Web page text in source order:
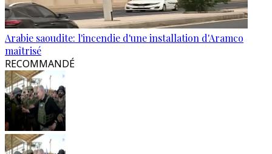
Arabie saoudite: l'incendie d'une installation d'Aramco
maîtrisé
RECOMMANDÉ